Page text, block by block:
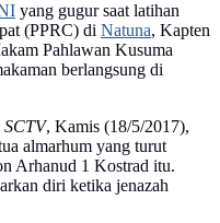
yang gugur saat latihan
(PPRC) di Natuna, Kapten
Pahlawan Kusuma
berlangsung di
, Kamis (18/5/2017),
almarhum yang turut
Arhanud 1 Kostrad itu.
diri ketika jenazah